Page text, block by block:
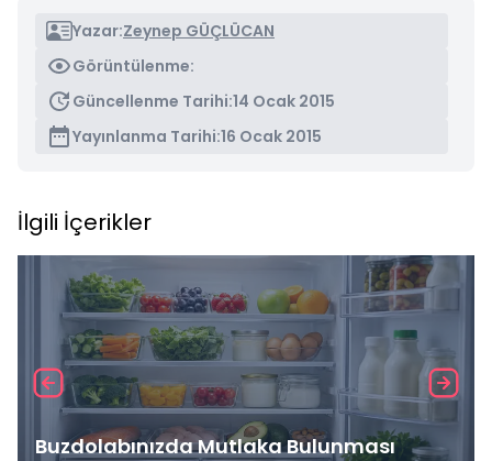
Yazar:Zeynep GÜÇLÜCAN
Görüntülenme:
Güncellenme Tarihi:14 Ocak 2015
Yayınlanma Tarihi:16 Ocak 2015
İlgili İçerikler
Buzdolabınızda Mutlaka Bulunması